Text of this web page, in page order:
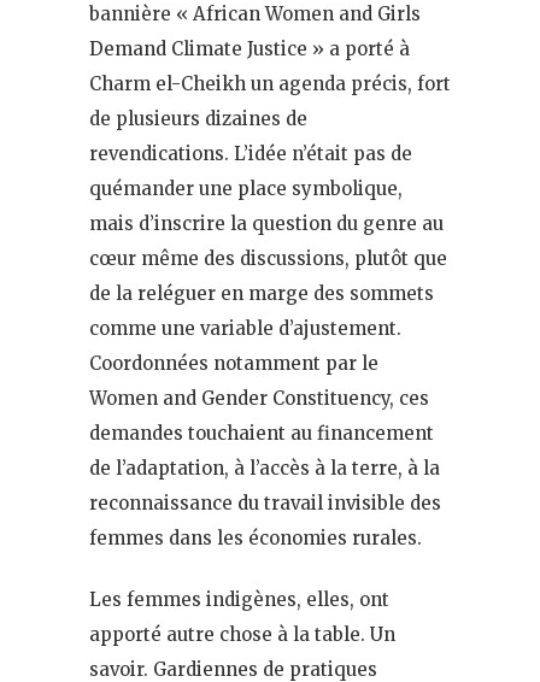
bannière « African Women and Girls
Demand Climate Justice » a porté à
Charm el-Cheikh un agenda précis, fort
de plusieurs dizaines de
revendications. L’idée n’était pas de
quémander une place symbolique,
mais d’inscrire la question du genre au
cœur même des discussions, plutôt que
de la reléguer en marge des sommets
comme une variable d’ajustement.
Coordonnées notamment par le
Women and Gender Constituency, ces
demandes touchaient au financement
de l’adaptation, à l’accès à la terre, à la
reconnaissance du travail invisible des
femmes dans les économies rurales.
Les femmes indigènes, elles, ont
apporté autre chose à la table. Un
savoir. Gardiennes de pratiques